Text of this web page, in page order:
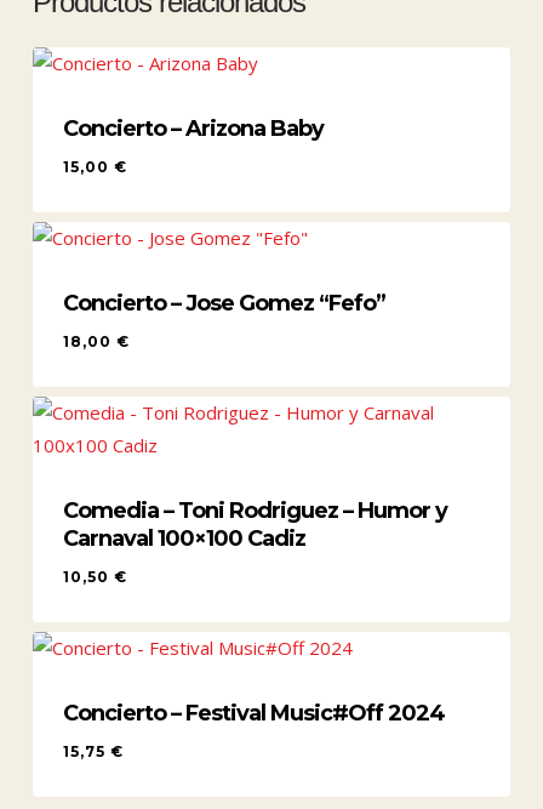
Concierto – Arizona Baby
15,00 €
Concierto – Jose Gomez “Fefo”
18,00 €
Comedia – Toni Rodriguez – Humor y
Carnaval 100×100 Cadiz
10,50 €
Concierto – Festival Music#Off 2024
15,75 €